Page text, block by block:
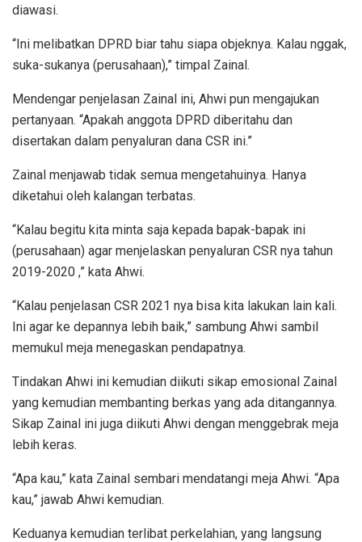
diawasi.
“Ini melibatkan DPRD biar tahu siapa objeknya. Kalau nggak,
suka-sukanya (perusahaan),” timpal Zainal.
Mendengar penjelasan Zainal ini, Ahwi pun mengajukan
pertanyaan. “Apakah anggota DPRD diberitahu dan
disertakan dalam penyaluran dana CSR ini.”
Zainal menjawab tidak semua mengetahuinya. Hanya
diketahui oleh kalangan terbatas.
“Kalau begitu kita minta saja kepada bapak-bapak ini
(perusahaan) agar menjelaskan penyaluran CSR nya tahun
2019-2020 ,” kata Ahwi.
“Kalau penjelasan CSR 2021 nya bisa kita lakukan lain kali.
Ini agar ke depannya lebih baik,” sambung Ahwi sambil
memukul meja menegaskan pendapatnya.
Tindakan Ahwi ini kemudian diikuti sikap emosional Zainal
yang kemudian membanting berkas yang ada ditangannya.
Sikap Zainal ini juga diikuti Ahwi dengan menggebrak meja
lebih keras.
“Apa kau,” kata Zainal sembari mendatangi meja Ahwi. “Apa
kau,” jawab Ahwi kemudian.
Keduanya kemudian terlibat perkelahian, yang langsung